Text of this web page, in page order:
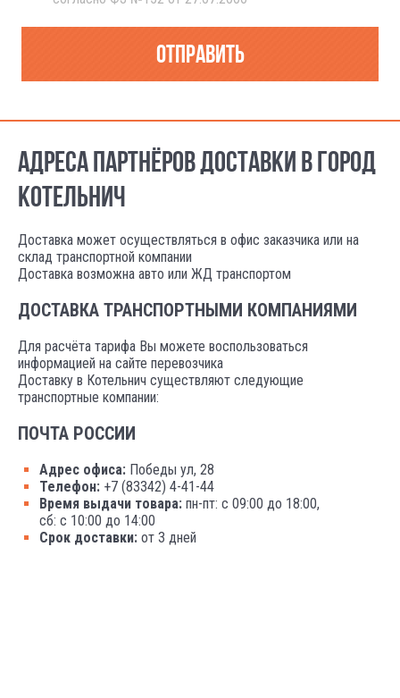
Отправить
АДРЕСА ПАРТНЁРОВ ДОСТАВКИ В ГОРОД
КОТЕЛЬНИЧ
Доставка может осуществляться в офис заказчика или на
склад транспортной компании
Доставка возможна авто или ЖД транспортом
ДОСТАВКА ТРАНСПОРТНЫМИ КОМПАНИЯМИ
Для расчёта тарифа Вы можете воспользоваться
информацией на сайте перевозчика
Доставку в Котельнич существляют следующие
транспортные компании:
ПОЧТА РОССИИ
Адрес офиса: Победы ул, 28
Телефон: +7 (83342) 4-41-44
Время выдачи товара: пн-пт: с 09:00 до 18:00,
сб: с 10:00 до 14:00
Срок доставки: от 3 дней